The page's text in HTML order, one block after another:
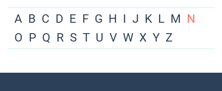
A B C D E F G H I J K L M N
O P Q R S T U V W X Y Z